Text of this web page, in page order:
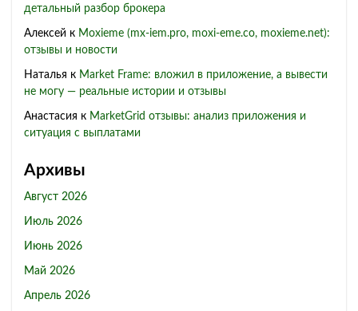
детальный разбор брокера
Алексей к Moxieme (mx-iem.pro, moxi-eme.co, moxieme.net):
отзывы и новости
Наталья к Market Frame: вложил в приложение, а вывести
не могу — реальные истории и отзывы
Анастасия к MarketGrid отзывы: анализ приложения и
ситуация с выплатами
Архивы
Август 2026
Июль 2026
Июнь 2026
Май 2026
Апрель 2026